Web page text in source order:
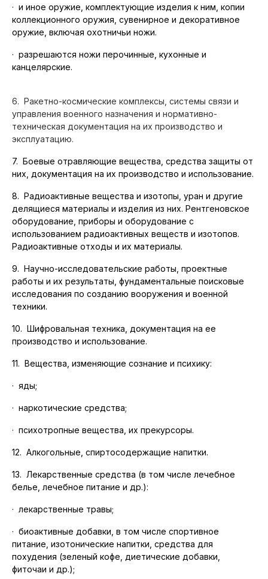
· и иное оружие, комплектующие изделия к ним, копии
коллекционного оружия, сувенирное и декоративное
оружие, включая охотничьи ножи.
· разрешаются ножи перочинные, кухонные и
канцелярские.
6. Ракетно-космические комплексы, системы связи и
управления военного назначения и нормативно-
техническая документация на их производство и
эксплуатацию.
7. Боевые отравляющие вещества, средства защиты от
них, документация на их производство и использование.
8. Радиоактивные вещества и изотопы, уран и другие
делящиеся материалы и изделия из них. Рентгеновское
оборудование, приборы и оборудование с
использованием радиоактивных веществ и изотопов.
Радиоактивные отходы и их материалы.
9. Научно-исследовательские работы, проектные
работы и их результаты, фундаментальные поисковые
исследования по созданию вооружения и военной
техники.
10. Шифровальная техника, документация на ее
производство и использование.
11. Вещества, изменяющие сознание и психику:
· яды;
· наркотические средства;
· психотропные вещества, их прекурсоры.
12. Алкогольные, спиртосодержащие напитки.
13. Лекарственные средства (в том числе лечебное
белье, лечебное питание и др.):
· лекарственные травы;
· биоактивные добавки, в том числе спортивное
питание, изотонические напитки, средства для
похудения (зеленый кофе, диетические добавки,
фиточаи и др.);